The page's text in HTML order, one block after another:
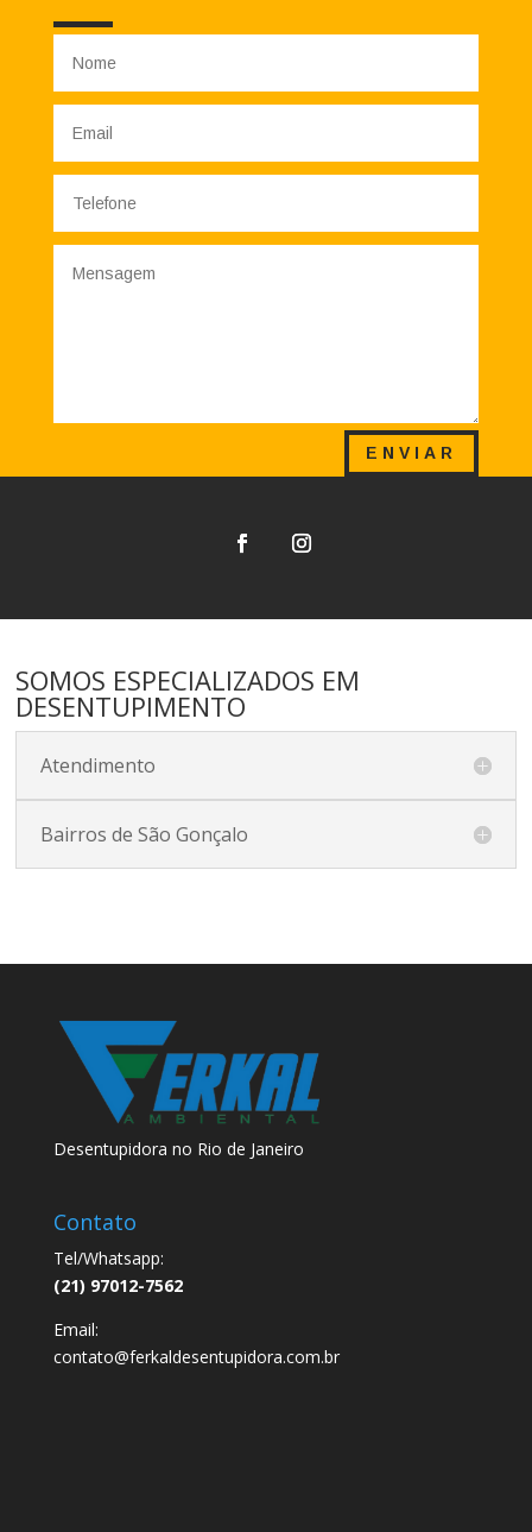
ENVIAR
SOMOS ESPECIALIZADOS EM
DESENTUPIMENTO
Atendimento
Bairros de São Gonçalo
Desentupidora no Rio de Janeiro
Contato
Tel/Whatsapp:
(21) 97012-7562
Email:
contato@ferkaldesentupidora.com.br